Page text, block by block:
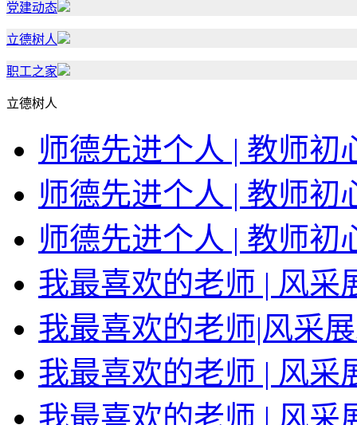
党建动态
立德树人
职工之家
立德树人
师德先进个人 | 教师初
师德先进个人 | 教师初
师德先进个人 | 教师初
我最喜欢的老师 | 风采
我最喜欢的老师|风采
我最喜欢的老师 | 风采
我最喜欢的老师 | 风采